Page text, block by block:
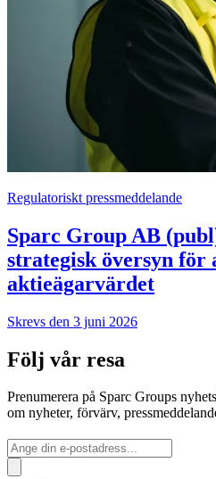
Regulatoriskt pressmeddelande
Sparc Group AB
strategisk översyn för
aktieägarvärdet
Skrevs den 3 juni 2026
Följ vår resa
Prenumerera på Sparc Groups
om nyheter, förvärv,